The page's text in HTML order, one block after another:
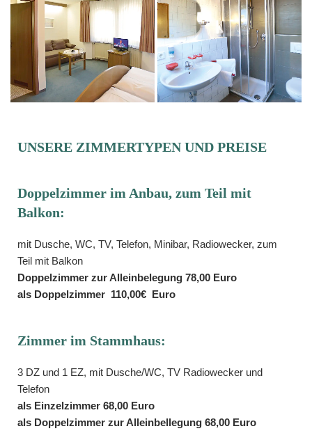
UNSERE ZIMMERTYPEN UND PREISE
Doppelzimmer im Anbau, zum Teil mit
Balkon:
mit Dusche, WC, TV, Telefon, Minibar, Radiowecker, zum
Teil mit Balkon
Doppelzimmer zur Alleinbelegung 78,00 Euro
als Doppelzimmer 110,00€ Euro
Zimmer im Stammhaus:
3 DZ und 1 EZ, mit Dusche/WC, TV Radiowecker und
Telefon
als Einzelzimmer 68,00 Euro
als Doppelzimmer zur Alleinbellegung 68,00 Euro